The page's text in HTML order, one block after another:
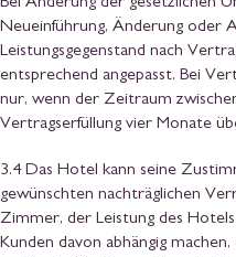
Neueinführung, Änderung oder
Leistungsgegenstand nach
entsprechend angepasst. Bei
nur, wenn der Zeitraum
Vertragserfüllung vier Monate
3.4 Das Hotel kann seine
gewünschten nachträglichen
Zimmer, der Leistung des
Kunden davon abhängig